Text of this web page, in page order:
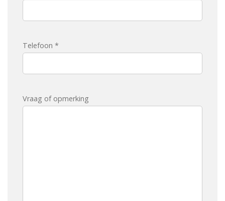
Telefoon *
Vraag of opmerking